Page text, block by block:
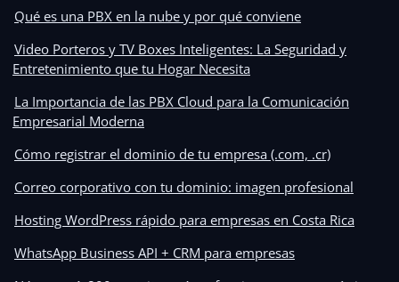
Qué es una PBX en la nube y por qué conviene
Video Porteros y TV Boxes Inteligentes: La Seguridad y
Entretenimiento que tu Hogar Necesita
La Importancia de las PBX Cloud para la Comunicación
Empresarial Moderna
Cómo registrar el dominio de tu empresa (.com, .cr)
Correo corporativo con tu dominio: imagen profesional
Hosting WordPress rápido para empresas en Costa Rica
WhatsApp Business API + CRM para empresas